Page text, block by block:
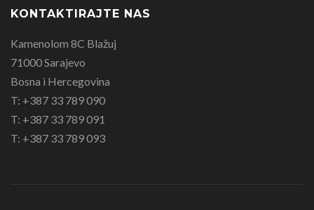
KONTAKTIRAJTE NAS
Kamenolom 8C Blažuj
71000 Sarajevo
Bosna i Hercegovina
T: +387 33 789 090
T: +387 33 789 091
T: +387 33 789 093